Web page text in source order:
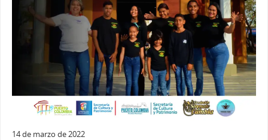
14 de marzo de 2022